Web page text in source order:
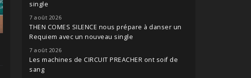
single
7 août 2026
THEN COMES SILENCE nous prépare à danser un
Requiem avec un nouveau single
7 août 2026
Les machines de CIRCUIT PREACHER ont soif de
sang